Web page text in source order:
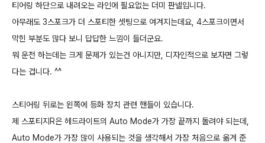
티어링 하단으로 내려오는 라인에 필요없는 더미 판넬입니다.
아무래도 3스포크가 더 스포티한 셋팅으로 여겨지는데요, 4스포크이면서
막힌 부분도 많다 보니 답답한 느낌이 들더군요.
뭐 운전 하는데는 크게 문제가 있는건 아니지만, 디자인적으로 보자면 그렇
다는 겁니다. ^^
스티어링 뒤로는 왼쪽에 등화 장치 관련 핸들이 있습니다.
제 스포티지R은 헤드라이트의 Auto Mode가 가장 끝까지 돌려야 되는데,
Auto Mode가 가장 많이 사용되는 것을 생각해서 가장 처음으로 옮겨 준